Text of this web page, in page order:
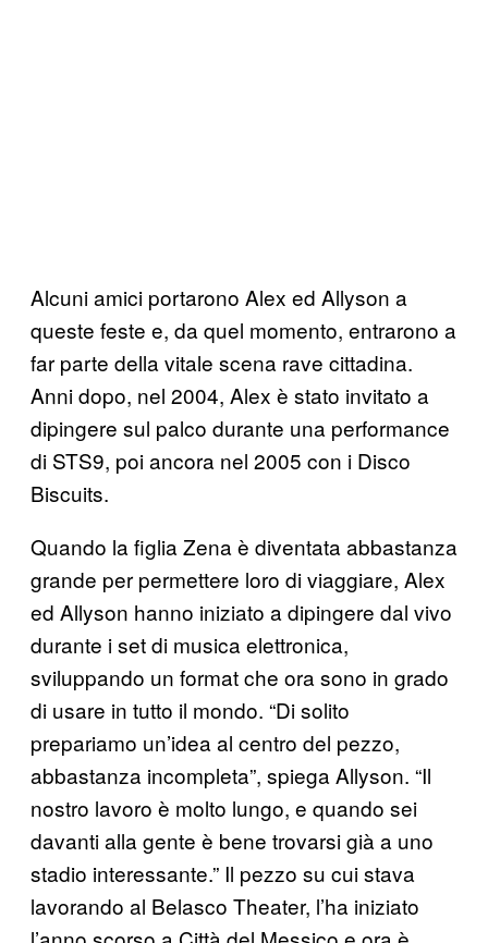
Alcuni amici portarono Alex ed Allyson a
queste feste e, da quel momento, entrarono a
far parte della vitale scena rave cittadina.
Anni dopo, nel 2004, Alex è stato invitato a
dipingere sul palco durante una performance
di STS9, poi ancora nel 2005 con i Disco
Biscuits.
Quando la figlia Zena è diventata abbastanza
grande per permettere loro di viaggiare, Alex
ed Allyson hanno iniziato a dipingere dal vivo
durante i set di musica elettronica,
sviluppando un format che ora sono in grado
di usare in tutto il mondo. “Di solito
prepariamo un’idea al centro del pezzo,
abbastanza incompleta”, spiega Allyson. “Il
nostro lavoro è molto lungo, e quando sei
davanti alla gente è bene trovarsi già a uno
stadio interessante.” Il pezzo su cui stava
lavorando al Belasco Theater, l’ha iniziato